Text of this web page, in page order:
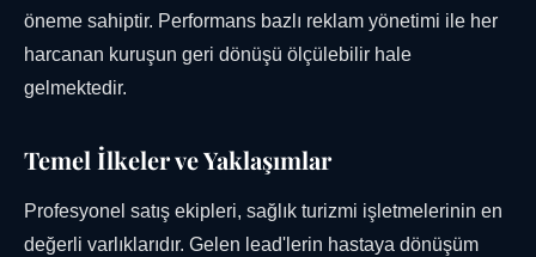
öneme sahiptir. Performans bazlı reklam yönetimi ile her
harcanan kuruşun geri dönüşü ölçülebilir hale
gelmektedir.
Temel İlkeler ve Yaklaşımlar
Profesyonel satış ekipleri, sağlık turizmi işletmelerinin en
değerli varlıklarıdır. Gelen lead'lerin hastaya dönüşüm